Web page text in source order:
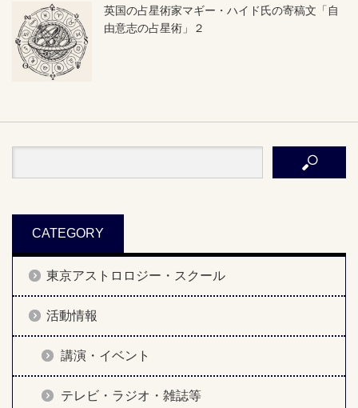
英国の占星術家マギー・ハイド氏の寄稿文「自
由意志の占星術」２
CATEGORY
東京アストロロジー・スクール
活動情報
講演・イベント
テレビ・ラジオ・雑誌等